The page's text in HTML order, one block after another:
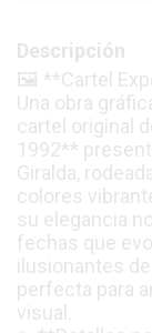
Descripción
🖼️ **Cartel
Una obra
cartel original
1992**
Giralda,
colores
su elegancia
fechas que
ilusionantes
perfecta para
visual.